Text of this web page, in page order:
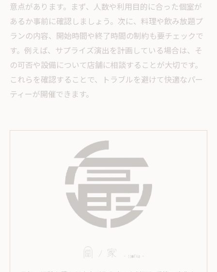
意点があります。まず、人数や利用目的に合った個室が
あるか事前に確認しましょう。次に、料理や飲み放題プ
ランの内容、開始時間や終了時間の制約も要チェックで
す。例えば、サプライズ演出を計画している場合は、そ
の可否や設備について店舗に相談することが大切です。
これらを確認することで、トラブルを避けて快適なパー
ティーが開催できます。